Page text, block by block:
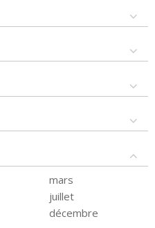
mars
juillet
décembre